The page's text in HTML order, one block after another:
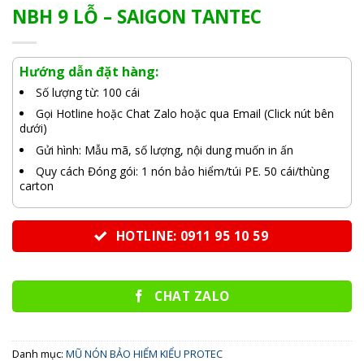
NBH 9 LỖ – SAIGON TANTEC
Hướng dẫn đặt hàng:
Số lượng từ: 100 cái
Gọi Hotline hoặc Chat Zalo hoặc qua Email (Click nút bên
dưới)
Gửi hình: Mẫu mã, số lượng, nội dung muốn in ấn
Quy cách Đóng gói: 1 nón bảo hiểm/túi PE. 50 cái/thùng
carton
HOTLINE: 0911 95 10 59
CHAT ZALO
Danh mục: MŨ NÓN BẢO HIỂM KIỂU PROTEC